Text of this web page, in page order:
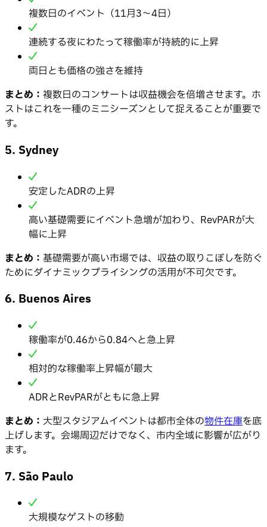
複数日のイベント（11月3〜4日）
連続する夜にわたって稼働率が持続的に上昇
両日とも価格の強さを維持
まとめ： 複数日のコンサートは収益機会を倍増させます。ホ
ストはこれを一種のミニシーズンとして捉えることが重要で
す。
5. Sydney
安定したADRの上昇
高い基礎需要にイベント急増が加わり、RevPARが大
幅に上昇
まとめ： 基礎需要が高い市場では、収益の取りこぼしを防ぐ
ためにダイナミックプライシングの活用が不可欠です。
6. Buenos Aires
稼働率が0.46から0.84へと急上昇
相対的な稼働率上昇幅が最大
ADRとRevPARがともに急上昇
まとめ： 大型スタジアムイベントは都市全体の物件在庫を底
上げします。会場周辺だけでなく、市内全域に影響が広がり
ます。
7. São Paulo
大規模なゲストの移動